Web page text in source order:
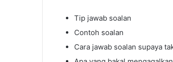
Tip jawab soalan
Contoh soalan
Cara jawab soalan supaya